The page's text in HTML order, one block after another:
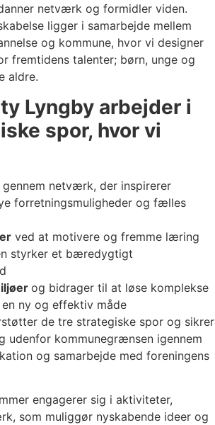
netværk og formidler viden.
ligger i samarbejde mellem
og kommune, hvor vi designer
fremtidens talenter; børn, unge og
aldre.
Lyngby arbejder i
spor, hvor vi
gennem netværk, der inspirerer
forretningsmuligheder og fælles
ved at motivere og fremme læring
styrker et bæredygtigt
og bidrager til at løse komplekse
ny og effektiv måde
de tre strategiske spor og sikrer
udenfor kommunegrænsen igennem
og samarbejde med foreningens
engagerer sig i aktiviteter,
som muliggør nyskabende ideer og